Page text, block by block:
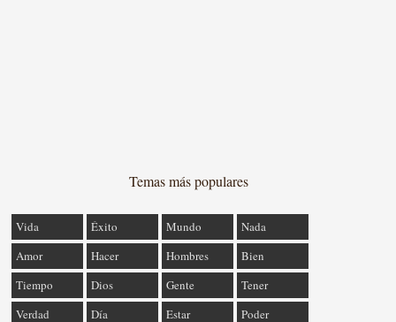
Temas más populares
Vida Éxito Mundo
Nada
Amor
Hacer Hombres
Bien
Tiempo
Dios Gente
Tener
Verdad
Día Estar Poder